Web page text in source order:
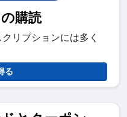
購読
リプションには多く
る